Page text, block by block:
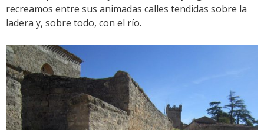
recreamos entre sus animadas calles tendidas sobre la
ladera y, sobre todo, con el río.